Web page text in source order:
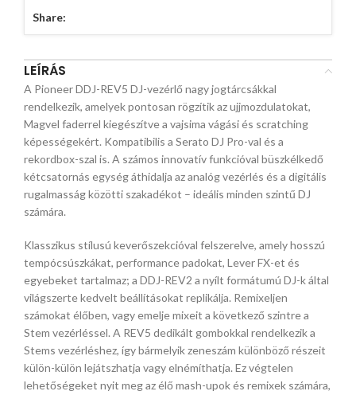
Share:
LEÍRÁS
A Pioneer DDJ-REV5 DJ-vezérlő nagy jogtárcsákkal
rendelkezik, amelyek pontosan rögzítik az ujjmozdulatokat,
Magvel faderrel kiegészítve a vajsima vágási és scratching
képességekért. Kompatibilis a Serato DJ Pro-val és a
rekordbox-szal is. A számos innovatív funkcióval büszkélkedő
kétcsatornás egység áthidalja az analóg vezérlés és a digitális
rugalmasság közötti szakadékot – ideális minden szintű DJ
számára.
Klasszikus stílusú keverőszekcióval felszerelve, amely hosszú
tempócsúszkákat, performance padokat, Lever FX-et és
egyebeket tartalmaz; a DDJ-REV2 a nyílt formátumú DJ-k által
világszerte kedvelt beállításokat replikálja. Remixeljen
számokat élőben, vagy emelje mixeit a következő szintre a
Stem vezérléssel. A REV5 dedikált gombokkal rendelkezik a
Stems vezérléshez, így bármelyik zeneszám különböző részeit
külön-külön lejátszhatja vagy elnémíthatja. Ez végtelen
lehetőségeket nyit meg az élő mash-upok és remixek számára,